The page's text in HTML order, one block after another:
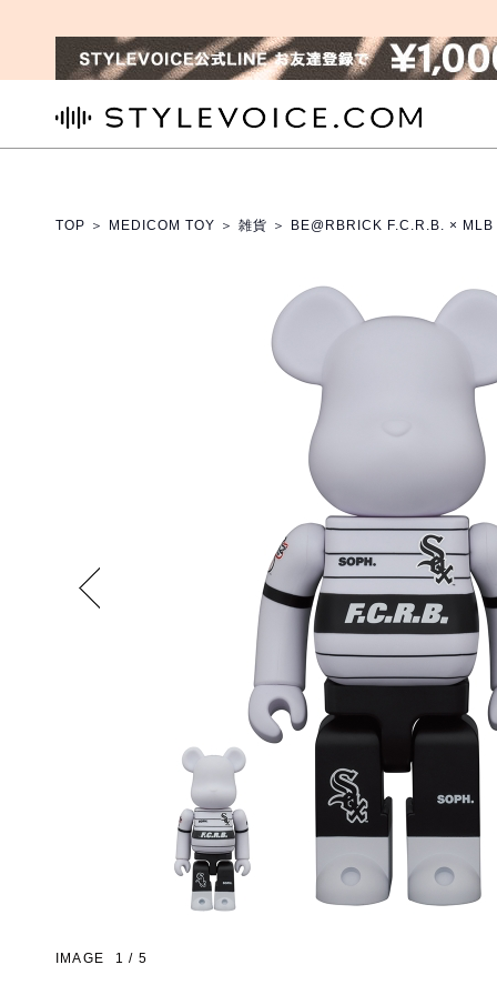
TOP ＞ MEDICOM TOY ＞ 雑貨 ＞ BE@RBRICK F.C.R.B. ×
IMAGE 1 / 5